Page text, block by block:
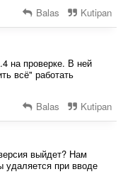
Balas Kutipan
на проверке. В ней
всё" работать
Balas Kutipan
выйдет? Нам
удаляется при вводе